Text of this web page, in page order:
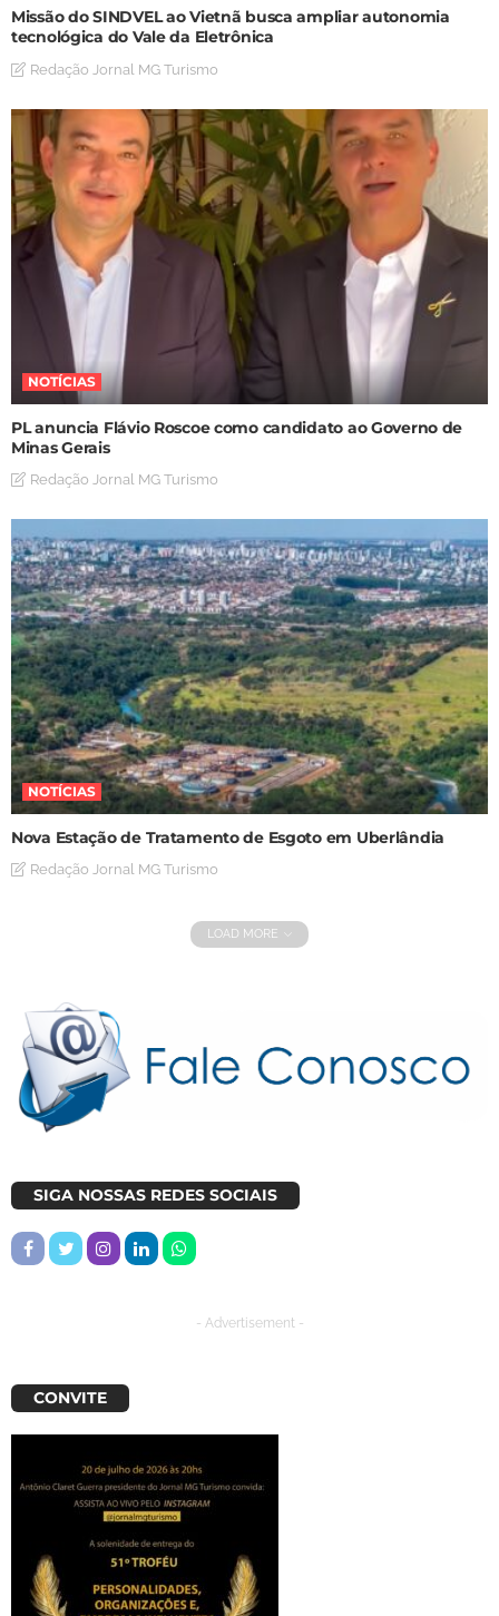
Missão do SINDVEL ao Vietnã busca ampliar autonomia
tecnológica do Vale da Eletrônica
Redação Jornal MG Turismo
NOTÍCIAS
PL anuncia Flávio Roscoe como candidato ao Governo de
Minas Gerais
Redação Jornal MG Turismo
NOTÍCIAS
Nova Estação de Tratamento de Esgoto em Uberlândia
Redação Jornal MG Turismo
LOAD MORE
SIGA NOSSAS REDES SOCIAIS
- Advertisement -
CONVITE